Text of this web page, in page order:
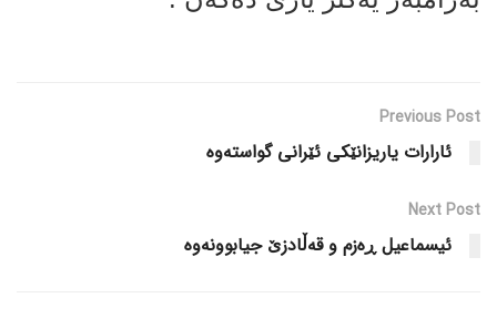
Previous Post
ئارارات یاریزانێکی ئێرانی گواستەوە
Next Post
ئیسماعیل ڕەزم و قه‌ڵادزێ جیابوونه‌وه‌